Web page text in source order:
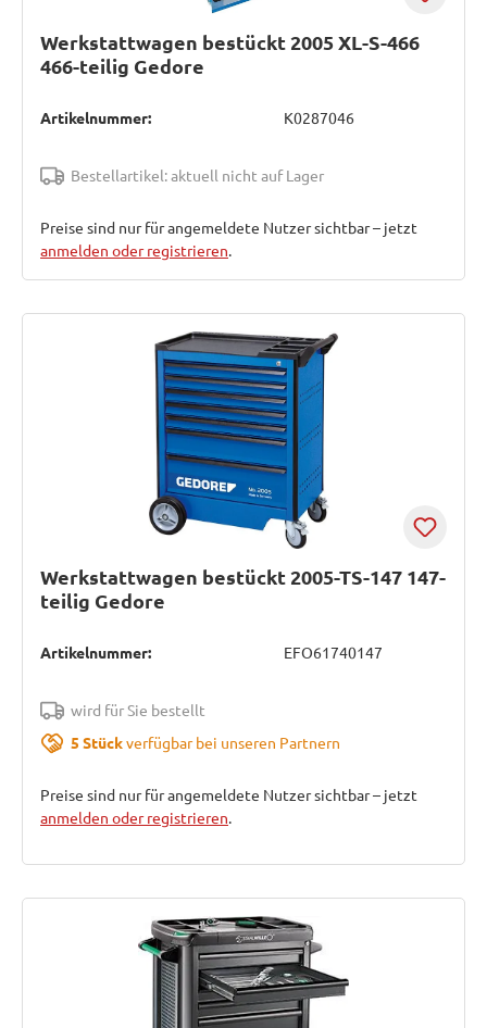
Werkstattwagen bestückt 2005 XL-S-466
466-teilig Gedore
Artikelnummer: K0287046
Bestellartikel: aktuell nicht auf Lager
Preise sind nur für angemeldete Nutzer sichtbar – jetzt
anmelden oder registrieren.
Werkstattwagen bestückt 2005-TS-147 147-
teilig Gedore
Artikelnummer: EFO61740147
wird für Sie bestellt
5 Stückverfügbar bei unseren Partnern
Preise sind nur für angemeldete Nutzer sichtbar – jetzt
anmelden oder registrieren.